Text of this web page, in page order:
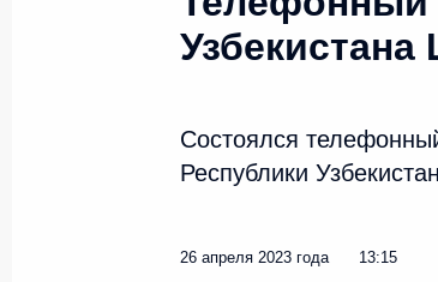
Состоялся
Республики
26 апреля 2023 года 13:15